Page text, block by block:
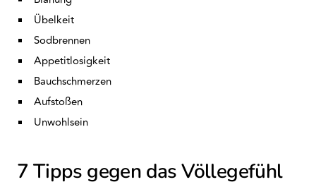
Übelkeit
Sodbrennen
Appetitlosigkeit
Bauchschmerzen
Aufstoßen
Unwohlsein
7 Tipps gegen das Völlegefühl